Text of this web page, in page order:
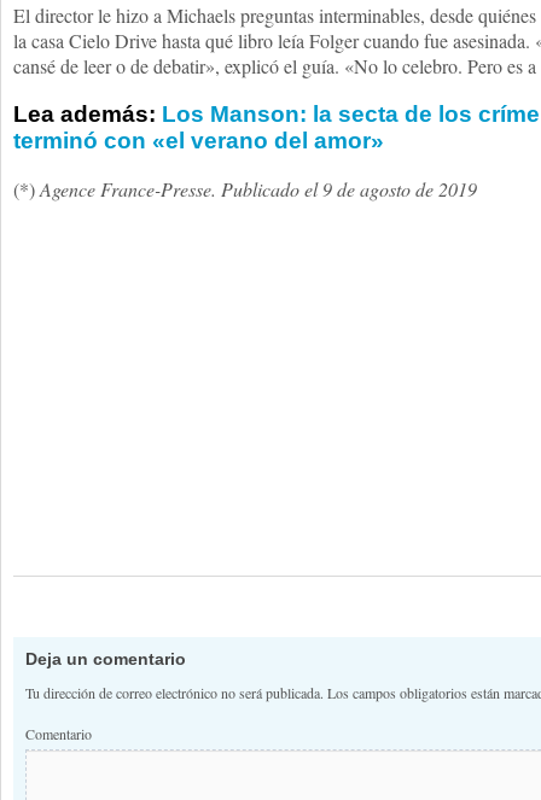
El director le hizo a Michaels preguntas interminables, desde
la casa Cielo Drive hasta qué libro leía Folger cuando fue asesinada.
cansé de leer o de debatir», explicó el guía. «No lo celebro. Pero es
Lea además: Los Manson: la secta de los
terminó con «el verano del amor»
(*)Agence France-Presse. Publicado el 9 de agosto de 2019
Deja un comentario
Tu dirección de correo electrónico no será publicada. Los campos obligatorios están
Comentario